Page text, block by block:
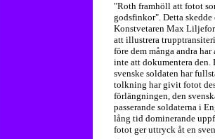
"Roth framhöll att fotot
godsfinkor". Detta
Konstvetaren Max
att illustrera
före dem många andra
inte att dokumentera den.
svenske soldaten har
tolkning har givit fotot
förlängningen, den
passerande soldaterna i
lång tid dominerande
fotot ger uttryck åt en